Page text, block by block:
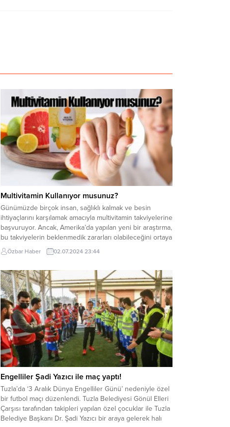
Multivitamin Kullanıyor musunuz?
Günümüzde birçok insan, sağlıklı kalmak ve besin
ihtiyaçlarını karşılamak amacıyla multivitamin takviyelerine
başvuruyor. Ancak, Amerika’da yapılan yeni bir araştırma,
bu takviyelerin beklenmedik zararları olabileceğini ortaya
koyuyor. Araştırmanın Bulguları Normal sağlıklı bireyler,
gerekli vitamin ve mineralleri çoğunlukla tükettikleri
demir dışında ek takviyelere ihtiyaç duyulmuyor....
Özbar Haber 02.07.2024 23:44
Engelliler Şadi Yazıcı ile maç yaptı!
Tuzla’da ‘3 Aralık Dünya Engelliler Günü’ nedeniyle özel
bir futbol maçı düzenlendi. Tuzla Belediyesi Gönül Elleri
Çarşısı tarafından takipleri yapılan özel çocuklar ile Tuzla
Belediye Başkanı Dr. Şadi Yazıcı bir araya gelerek halı